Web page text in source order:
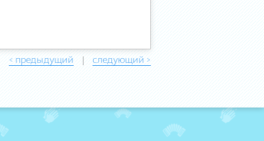
< предыдущий | следующий >